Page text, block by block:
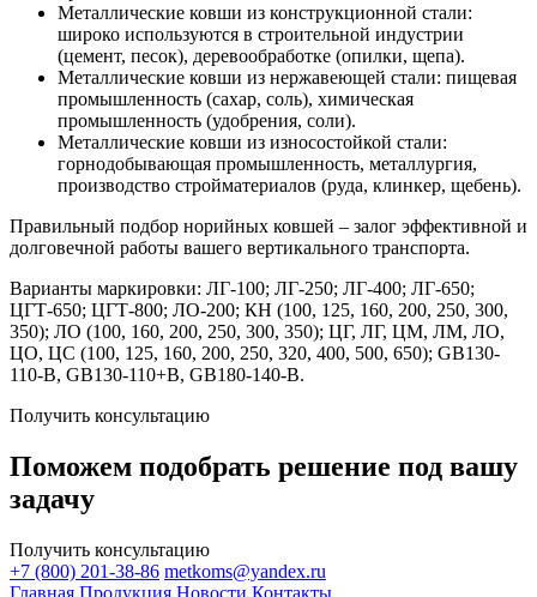
Металлические ковши из конструкционной стали:
широко используются в строительной индустрии
(цемент, песок), деревообработке (опилки, щепа).
Металлические ковши из нержавеющей стали: пищевая
промышленность (сахар, соль), химическая
промышленность (удобрения, соли).
Металлические ковши из износостойкой стали:
горнодобывающая промышленность, металлургия,
производство стройматериалов (руда, клинкер, щебень).
Правильный подбор норийных ковшей – залог эффективной и
долговечной работы вашего вертикального транспорта.
Варианты маркировки: ЛГ-100; ЛГ-250; ЛГ-400; ЛГ-650;
ЦГТ-650; ЦГТ-800; ЛО-200; КН (100, 125, 160, 200, 250, 300,
350); ЛО (100, 160, 200, 250, 300, 350); ЦГ, ЛГ, ЦМ, ЛМ, ЛО,
ЦО, ЦС (100, 125, 160, 200, 250, 320, 400, 500, 650); GB130-
110-B, GB130-110+B, GB180-140-B.
Получить консультацию
Поможем подобрать решение под вашу
задачу
Получить консультацию
+7 (800) 201-38-86 metkoms@yandex.ru
Главная Продукция Новости Контакты